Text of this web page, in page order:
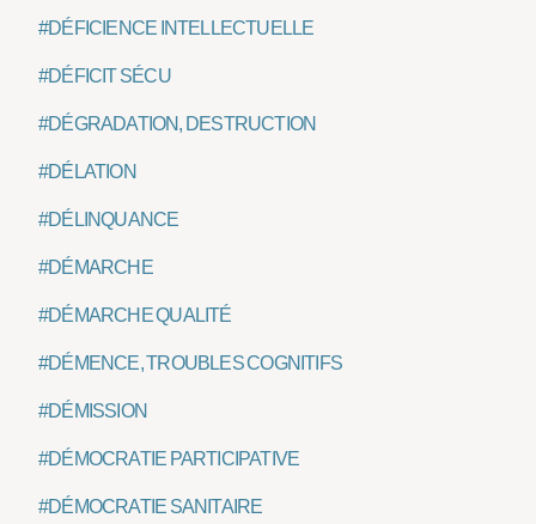
#DÉFICIENCE INTELLECTUELLE
#DÉFICIT SÉCU
#DÉGRADATION, DESTRUCTION
#DÉLATION
#DÉLINQUANCE
#DÉMARCHE
#DÉMARCHE QUALITÉ
#DÉMENCE, TROUBLES COGNITIFS
#DÉMISSION
#DÉMOCRATIE PARTICIPATIVE
#DÉMOCRATIE SANITAIRE